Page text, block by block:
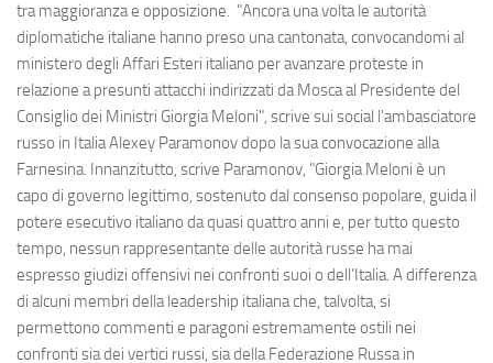
tra maggioranza e opposizione. "Ancora una volta le autorità
diplomatiche italiane hanno preso una cantonata, convocandomi al
ministero degli Affari Esteri italiano per avanzare proteste in
relazione a presunti attacchi indirizzati da Mosca al Presidente del
Consiglio dei Ministri Giorgia Meloni", scrive sui social l'ambasciatore
russo in Italia Alexey Paramonov dopo la sua convocazione alla
Farnesina. Innanzitutto, scrive Paramonov, "Giorgia Meloni è un
capo di governo legittimo, sostenuto dal consenso popolare, guida il
potere esecutivo italiano da quasi quattro anni e, per tutto questo
tempo, nessun rappresentante delle autorità russe ha mai
espresso giudizi offensivi nei confronti suoi o dell’Italia. A differenza
di alcuni membri della leadership italiana che, talvolta, si
permettono commenti e paragoni estremamente ostili nei
confronti sia dei vertici russi, sia della Federazione Russa in